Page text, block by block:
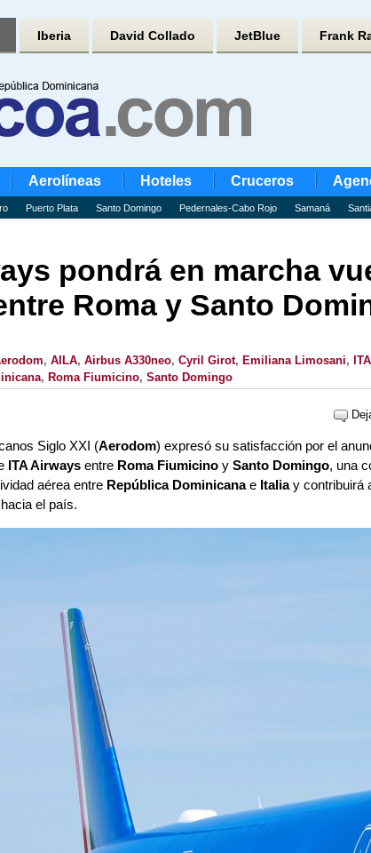
Iberia David Collado JetBlue Frank
Aerolíneas Hoteles Cruceros
Puerto Plata Santo Domingo Pedernales-Cabo Rojo Samaná
pondrá en marcha
Roma y Santo
, AILA, Airbus A330neo, Cyril Girot, Emiliana Limosani,
, Roma Fiumicino, Santo Domingo
Siglo XXI (Aerodom) expresó su satisfacción por el
ITA Airwaysentre Roma Fiumicinoy Santo Domingo, una
aérea entre República Dominicanae Italiay contribuirá
el país.